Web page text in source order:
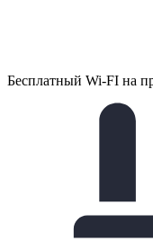
Бесплатный Wi-FI на